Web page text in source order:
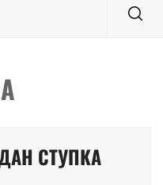
СТУПКА